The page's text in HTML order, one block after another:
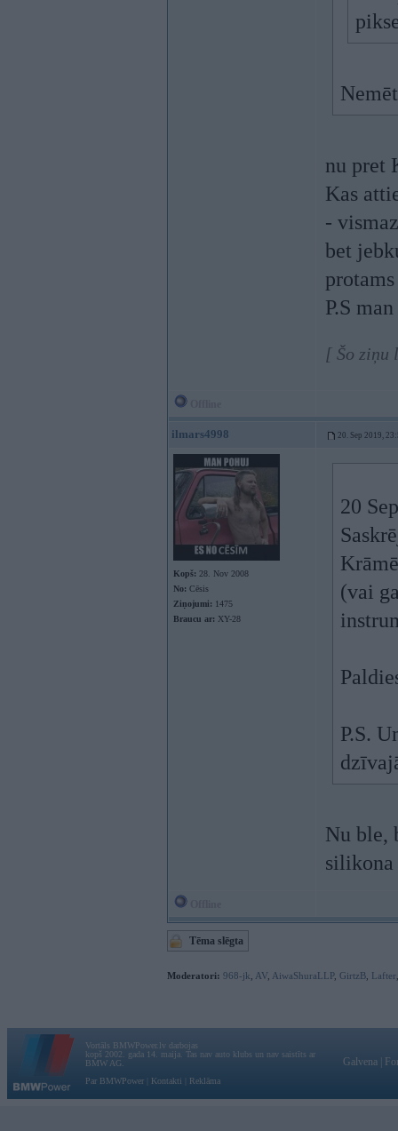
nu pret
Kas
-
bet
P.S
[ Šo ziņu
ilmars4998 20. Sep 2019,
Kopš: 28. Nov 2008
No: Cēsis
Ziņojumi: 1475
Braucu ar: XY-28
20
(vai
P.S.
Nu ble,
silikona
Tēma slēgta
Moderatori: 968-jk AV AiwaShuraLLP, GirtzB Lafter
Vortāls BMWPower.lv darbojas
kopš 2002. gada 14. maija. Tas nav auto klubs un nav saistīts ar
BMW AG.
Par BMWPower
Kontakti Reklāma
Galvena